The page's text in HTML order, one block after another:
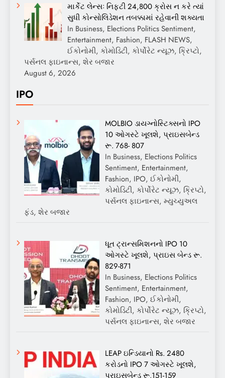
માર્કેટ લેન્સઃ નિફ્ટી 24,800 ક્રોસ ન કરે ત્યાં
સુધી કોન્સોલિડેશન તબક્કામાં રહેવાની શક્યતા
In Business, Elections Politics Sentiment,
Entertainment, Fashion, FLASH NEWS,
ઈકોનોમી, કોમોડિટી, કોર્પોરેટ ન્યૂઝ, ક્રિપ્ટો,
પર્સનલ ફાઇનાન્સ, શેર બજાર
August 6, 2026
IPO
MOLBIO ડાયગ્નોસ્ટિક્સનો IPO
10 ઓગસ્ટે ખૂલશે, પ્રાઇસબેન્ડ
રૂ. 768- 807
In Business, Elections Politics
Sentiment, Entertainment,
Fashion, IPO, ઈકોનોમી,
કોમોડિટી, કોર્પોરેટ ન્યૂઝ, ક્રિપ્ટો,
પર્સનલ ફાઇનાન્સ, મ્યુચ્યુઅલ
ફંડ, શેર બજાર
ધૂત ટ્રાન્સમિશનનો IPO 10
ઓગસ્ટે ખૂલશે, પ્રાઇસ બેન્ડ રૂ.
829-871
In Business, Elections Politics
Sentiment, Entertainment,
Fashion, IPO, ઈકોનોમી,
કોમોડિટી, કોર્પોરેટ ન્યૂઝ, ક્રિપ્ટો,
પર્સનલ ફાઇનાન્સ, શેર બજાર
LEAP ઇન્ડિયાનો Rs. 2480
કરોડનો IPO 7 ઓગસ્ટે ખૂલશે,
પ્રાઇસબેન્ડ રૂ.151-159